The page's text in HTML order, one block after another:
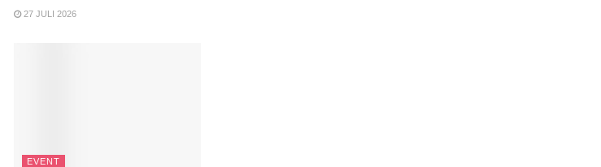
Ini!27 JULI 2026
EVENT